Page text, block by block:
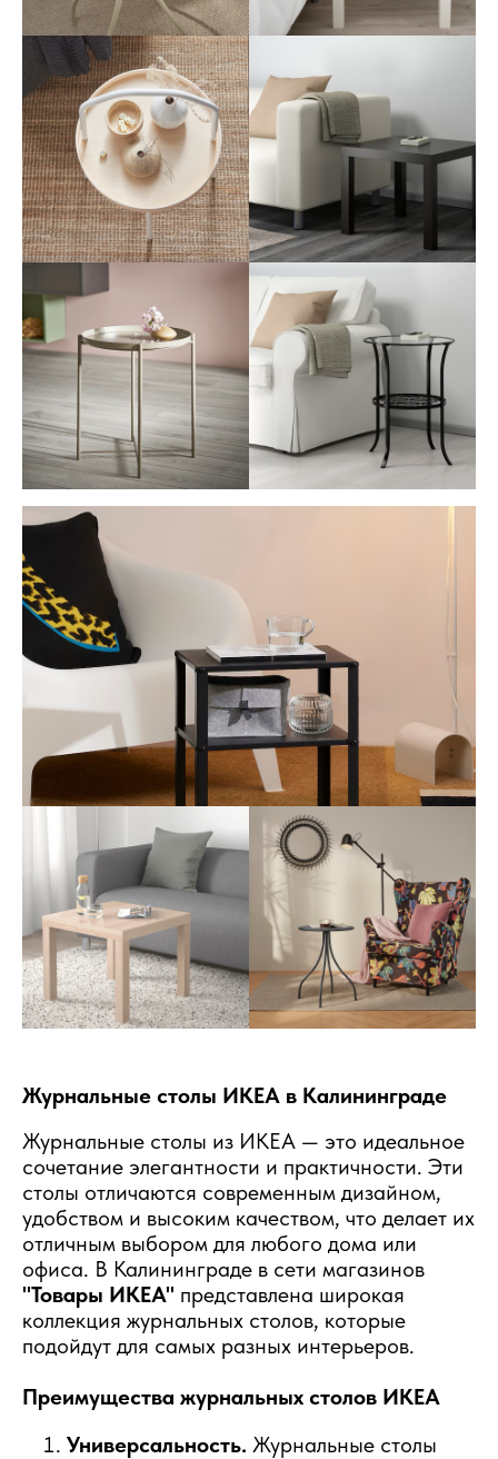
Журнальные столы ИКЕА в Калининграде
Журнальные столы из ИКЕА — это идеальное
сочетание элегантности и практичности. Эти
столы отличаются современным дизайном,
удобством и высоким качеством, что делает их
отличным выбором для любого дома или
офиса. В Калининграде в сети магазинов
"Товары ИКЕА" представлена широкая
коллекция журнальных столов, которые
подойдут для самых разных интерьеров.
Преимущества журнальных столов ИКЕА
Универсальность. Журнальные столы